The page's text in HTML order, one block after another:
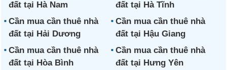
đất tại Hà Nam
đất tại Hà Tĩnh
Cần mua cần thuê nhà
đất tại Hải Dương
Cần mua cần thuê nhà
đất tại Hậu Giang
Cần mua cần thuê nhà
đất tại Hòa Bình
Cần mua cần thuê nhà
đất tại Hưng Yên